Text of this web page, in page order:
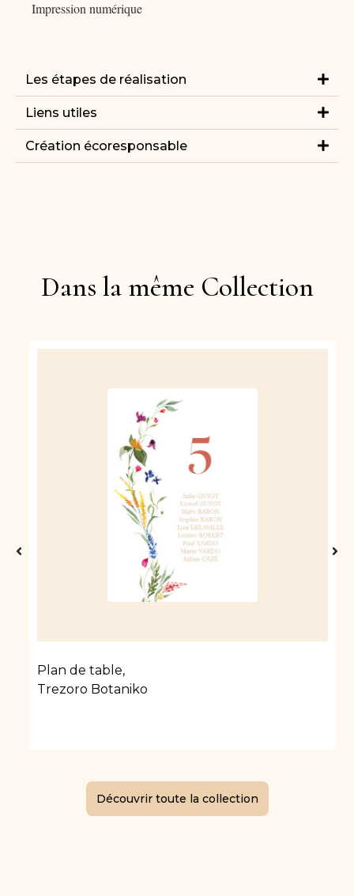
Impression numérique
Les étapes de réalisation
Liens utiles
Création écoresponsable
Dans la même Collection
Plan de table,
Trezoro Botaniko
Découvrir toute la collection